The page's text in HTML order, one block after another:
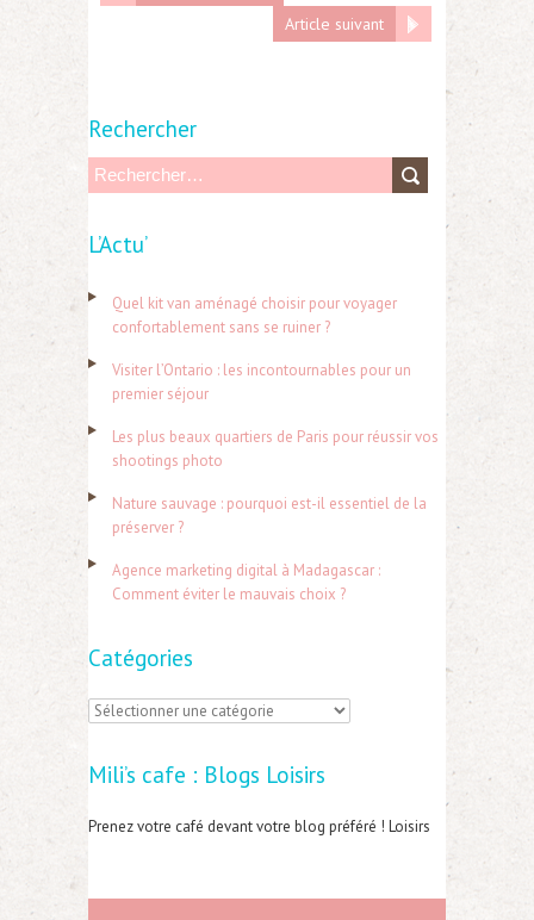
Article suivant
Rechercher
h
r
:
L’Actu’
Quel kit van aménagé choisir pour voyager
confortablement sans se ruiner ?
Visiter l’Ontario : les incontournables pour un
premier séjour
Les plus beaux quartiers de Paris pour réussir vos
shootings photo
Nature sauvage : pourquoi est-il essentiel de la
préserver ?
Agence marketing digital à Madagascar :
Comment éviter le mauvais choix ?
Catégories
C
t
é
o
Mili’s cafe : Blogs Loisirs
Prenez votre café devant votre blog préféré ! Loisirs